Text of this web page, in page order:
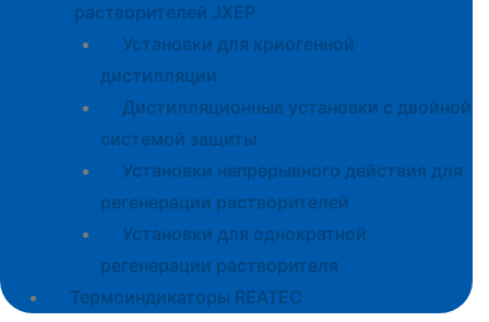
растворителей JXEP
Установки для криогенной
дистилляции
Дистилляционные установки с двойной
системой защиты
Установки непрерывного действия для
регенерации растворителей
Установки для однократной
регенерации растворителя
Термоиндикаторы REATEC